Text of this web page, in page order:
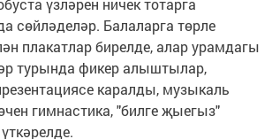
сөйләделәр. Балаларга төрле
плакатлар бирелде, алар урамдагы
турында фикер алыштылар,
каралды, музыкаль
гимнастика, "билге җыегыз"